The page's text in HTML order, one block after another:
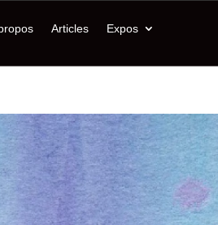
Articles Expos